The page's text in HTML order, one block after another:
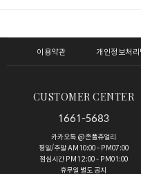
이용약관 개인정보처리
CUSTOMER CENTER
1661-5683
카카오톡 @존폴쥬얼리
평일/주말 AM10:00 - PM07:00
점심시간 PM12:00 - PM01:00
휴무일 별도 공지